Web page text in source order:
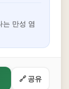
는 만성 염
🔗 공유